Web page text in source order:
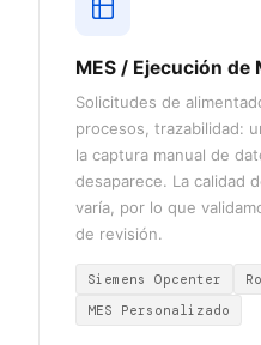
MES / Ejecución de
Solicitudes de
procesos, trazabilidad:
la captura manual de
desaparece. La calidad
varía, por lo que
de revisión.
Siemens Opcenter
MES Personalizado